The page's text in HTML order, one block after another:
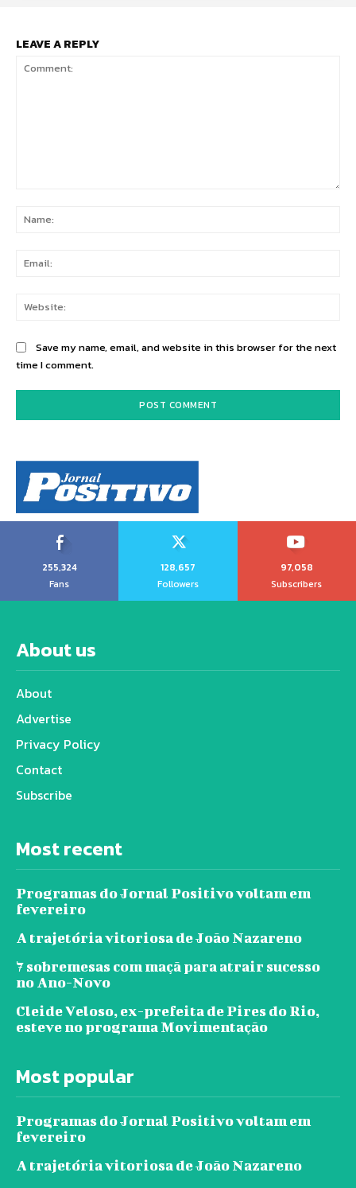
LEAVE A REPLY
Save my name, email, and website in this browser for the next
time I comment.
255,324
Fans
128,657
Followers
97,058
Subscribers
About us
About
Advertise
Privacy Policy
Contact
Subscribe
Most recent
Programas do Jornal Positivo voltam em
fevereiro
A trajetória vitoriosa de João Nazareno
7 sobremesas com maçã para atrair sucesso
no Ano-Novo
Cleide Veloso, ex-prefeita de Pires do Rio,
esteve no programa Movimentação
Most popular
Programas do Jornal Positivo voltam em
fevereiro
A trajetória vitoriosa de João Nazareno